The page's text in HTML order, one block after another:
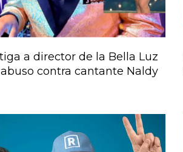
a director de la Bella Luz
contra cantante Naldy